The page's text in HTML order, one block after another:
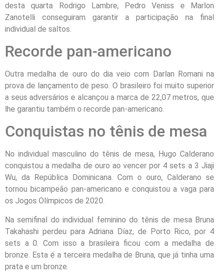
desta quarta Rodrigo Lambre, Pedro Veniss e Marlon
Zanotelli conseguiram garantir a participação na final
individual de saltos.
Recorde pan-americano
Outra medalha de ouro do dia veio com Darlan Romani na
prova de lançamento de peso. O brasileiro foi muito superior
a seus adversários e alcançou a marca de 22,07 metros, que
lhe garantiu também o recorde pan-americano.
Conquistas no tênis de mesa
No individual masculino do tênis de mesa, Hugo Calderano
conquistou a medalha de ouro ao vencer por 4 sets a 3 Jiaji
Wu, da República Dominicana. Com o ouro, Calderano se
tornou bicampeão pan-americano e conquistou a vaga para
os Jogos Olímpicos de 2020.
Na semifinal do individual feminino do tênis de mesa Bruna
Takahashi perdeu para Adriana Díaz, de Porto Rico, por 4
sets a 0. Com isso a brasileira ficou com a medalha de
bronze. Esta é a terceira medalha de Bruna, que já tinha uma
prata e um bronze.